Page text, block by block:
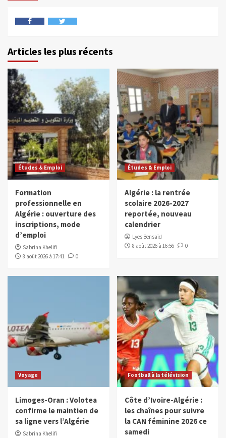
Articles les plus récents
Études & Emploi
Formation
professionnelle en
Algérie : ouverture des
inscriptions, mode
d’emploi
Sabrina Khelifi
8 août 2026 à 17:41
0
Études & Emploi
Algérie : la rentrée
scolaire 2026-2027
reportée, nouveau
calendrier
Lyes Bensaïd
8 août 2026 à 16:56
0
Voyage
Limoges-Oran : Volotea
confirme le maintien de
sa ligne vers l’Algérie
Sabrina Khelifi
Football à la télévision
Côte d’Ivoire-Algérie :
les chaînes pour suivre
la CAN féminine 2026 ce
samedi